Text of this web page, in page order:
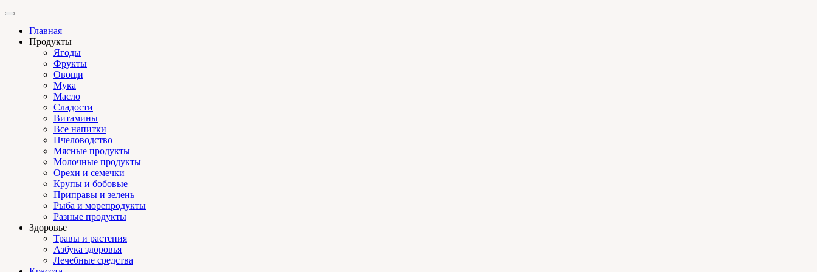
Главная
Продукты
Ягоды
Фрукты
Овощи
Мука
Масло
Сладости
Витамины
Все напитки
Пчеловодство
Мясные продукты
Молочные продукты
Орехи и семечки
Крупы и бобовые
Приправы и зелень
Рыба и морепродукты
Разные продукты
Здоровье
Травы и растения
Азбука здоровья
Лечебные средства